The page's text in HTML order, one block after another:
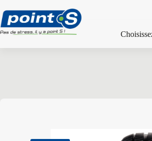
au
contenu